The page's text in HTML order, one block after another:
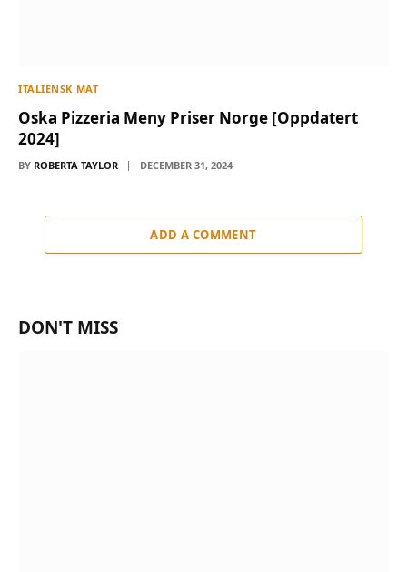
ITALIENSK MAT
Oska Pizzeria Meny Priser Norge [Oppdatert
2024]
BY ROBERTA TAYLOR DECEMBER 31, 2024
ADD A COMMENT
DON'T MISS